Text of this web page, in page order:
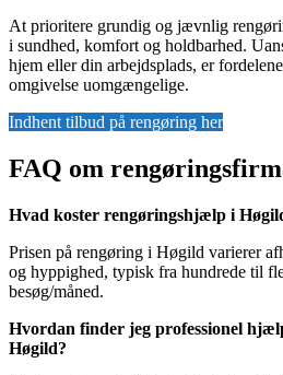
At prioritere grundig og jævnlig
i sundhed, komfort og holdbarhed.
hjem eller din arbejdsplads, er
omgivelse uomgængelige.
Indhent tilbud på rengøring her
FAQ om
Hvad koster rengøringshjælp i
Prisen på rengøring i Høgild varierer
og hyppighed, typisk fra hundrede til
besøg/måned.
Hvordan finder jeg professionel
Høgild?